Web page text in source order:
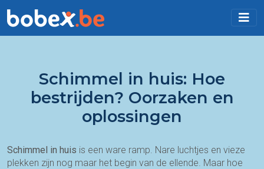
Schimmel in huis: Hoe
bestrijden? Oorzaken en
oplossingen
Schimmel in huis is een ware ramp. Nare luchtjes en vieze
plekken zijn nog maar het begin van de ellende. Maar hoe